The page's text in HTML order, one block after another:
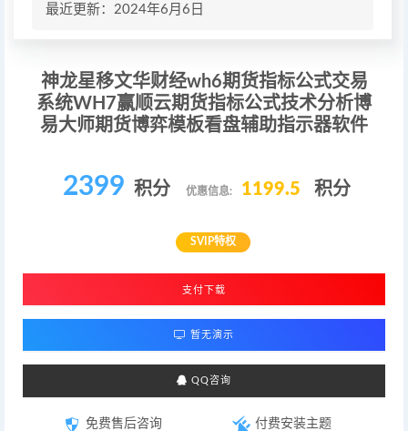
最近更新：2024年6月6日
神龙星移文华财经wh6期货指标公式交易
系统WH7赢顺云期货指标公式技术分析博
易大师期货博弈模板看盘辅助指示器软件
2399 积分 优惠信息: 1199.5 积分
SVIP特权
支付下载
暂无演示
QQ咨询
免费售后咨询 付费安装主题